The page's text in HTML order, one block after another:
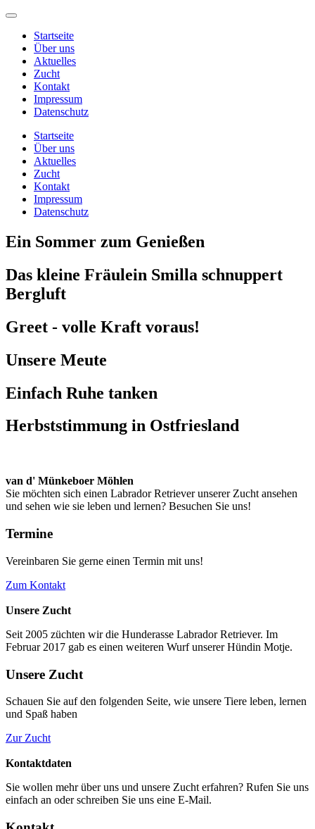
Startseite
Über uns
Aktuelles
Zucht
Kontakt
Impressum
Datenschutz
Startseite
Über uns
Aktuelles
Zucht
Kontakt
Impressum
Datenschutz
Ein Sommer zum Genießen
Das kleine Fräulein Smilla schnuppert
Bergluft
Greet - volle Kraft voraus!
Unsere Meute
Einfach Ruhe tanken
Herbststimmung in Ostfriesland
van d' Münkeboer Möhlen
Sie möchten sich einen Labrador Retriever unserer Zucht ansehen
und sehen wie sie leben und lernen? Besuchen Sie uns!
Termine
Vereinbaren Sie gerne einen Termin mit uns!
Zum Kontakt
Unsere Zucht
Seit 2005 züchten wir die Hunderasse Labrador Retriever. Im
Februar 2017 gab es einen weiteren Wurf unserer Hündin Motje.
Unsere Zucht
Schauen Sie auf den folgenden Seite, wie unsere Tiere leben, lernen
und Spaß haben
Zur Zucht
Kontaktdaten
Sie wollen mehr über uns und unsere Zucht erfahren? Rufen Sie uns
einfach an oder schreiben Sie uns eine E-Mail.